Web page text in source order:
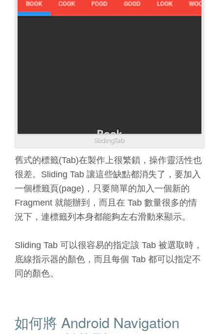
SlidingTab
舊式的標籤(Tab)在製作上很繁鎖，操作靈活性也
很差。Sliding Tab 讓這些缺點都消失了，要加入
一個標籤頁(page)，只要簡單的加入一個新的
Fragment 就能辦到，而且在 Tab 數量很多的情
況下，連標籤列本身都能夠左右滑動來顯示。
Sliding Tab 可以很容易的指定該 Tab 被選取時，
底線指示器的顏色，而且每個 Tab 都可以指定不
同的顏色。
如何將 Android Navigation